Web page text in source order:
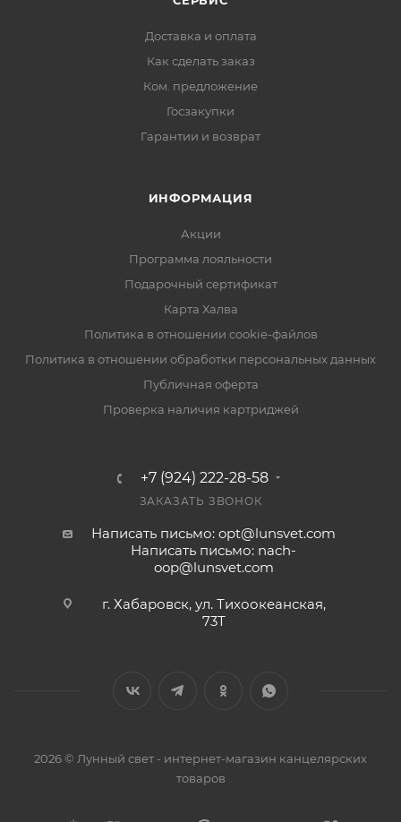
Доставка и оплата
Как сделать заказ
Ком. предложение
Госзакупки
Гарантии и возврат
ИНФОРМАЦИЯ
Акции
Программа лояльности
Подарочный сертификат
Карта Халва
Политика в отношении cookie-файлов
Политика в отношении обработки персональных данных
Публичная оферта
Проверка наличия картриджей
+7 (924) 222-28-58
ЗАКАЗАТЬ ЗВОНОК
Написать письмо: opt@lunsvet.com
Написать письмо: nach-
oop@lunsvet.com
г. Хабаровск, ул. Тихоокеанская,
73Т
2026 © Лунный свет - интернет-магазин канцелярских
товаров